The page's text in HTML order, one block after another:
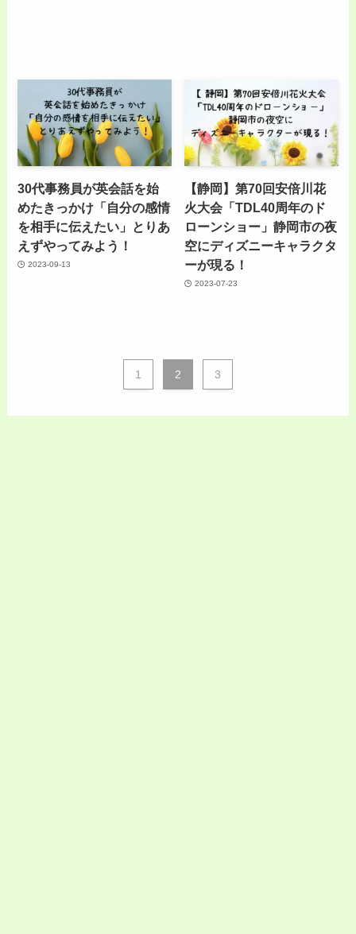
30代事務員が英会話を始
めたきっかけ「自分の感情
を相手に伝えたい」とりあ
えずやってみよう！
2023-09-13
【静岡】第70回安倍川花
火大会「TDL40周年のド
ローンショー」静岡市の夜
空にディズニーキャラクタ
ーが現る！
2023-07-23
1 2 3